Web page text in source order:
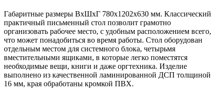
Габаритные размеры ВхШхГ 780x1202x630 мм. Классический
практичный письменный стол позволит грамотно
организовать рабочее место, с удобным расположением всего,
что может понадобиться во время работы. Стол оборудован
отдельным местом для системного блока, четырьмя
вместительными ящиками, в которые легко поместятся
необходимые вещи, книги и даже оргтехника. Изделие
выполнено из качественной ламинированной ДСП толщиной
16 мм, края обработаны кромкой ПВХ.